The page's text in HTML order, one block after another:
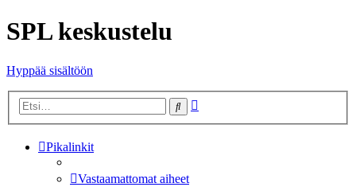
SPL keskustelu
Hyppää sisältöön
Etsi
Pikalinkit
Vastaamattomat aiheet